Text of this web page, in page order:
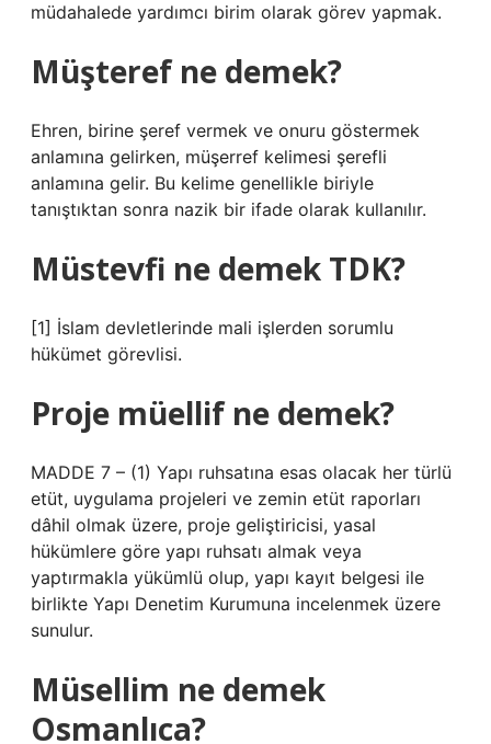
müdahalede yardımcı birim olarak görev yapmak.
Müşteref ne demek?
Ehren, birine şeref vermek ve onuru göstermek
anlamına gelirken, müşerref kelimesi şerefli
anlamına gelir. Bu kelime genellikle biriyle
tanıştıktan sonra nazik bir ifade olarak kullanılır.
Müstevfi ne demek TDK?
[1] İslam devletlerinde mali işlerden sorumlu
hükümet görevlisi.
Proje müellif ne demek?
MADDE 7 – (1) Yapı ruhsatına esas olacak her türlü
etüt, uygulama projeleri ve zemin etüt raporları
dâhil olmak üzere, proje geliştiricisi, yasal
hükümlere göre yapı ruhsatı almak veya
yaptırmakla yükümlü olup, yapı kayıt belgesi ile
birlikte Yapı Denetim Kurumuna incelenmek üzere
sunulur.
Müsellim ne demek
Osmanlıca?